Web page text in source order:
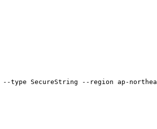
--type SecureString --region ap-